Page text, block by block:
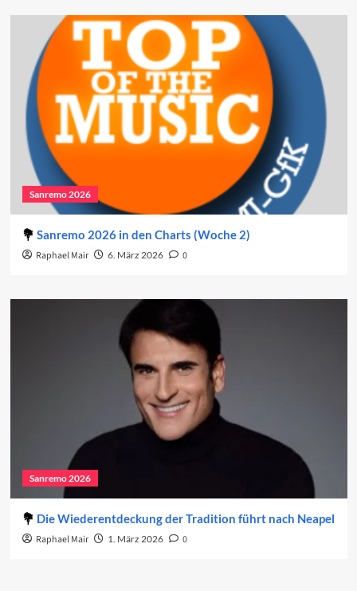
Sanremo 2026
Sanremo 2026 in den Charts (Woche 2)
Raphael Mair 6. März 2026 0
Sanremo 2026
Die Wiederentdeckung der Tradition führt nach Neapel
Raphael Mair 1. März 2026 0